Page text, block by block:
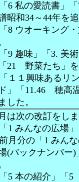
6 私の愛読書」
昭和34～44年を
8 ウオーキング
9 趣味」「3. 美
21 野菜たち」
１１興味あるリ
」「11.46 穂高
した。
は次の改訂をし
1 みんなの広場
月分の「1 みん
(バックナンバー)
5 本の紹介」「